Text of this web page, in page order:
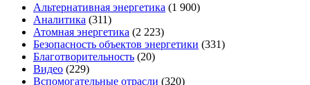
Альтернативная энергетика (1 900)
Аналитика (311)
Атомная энергетика (2 223)
Безопасность объектов энергетики (331)
Благотворительность (20)
Видео (229)
Вспомогательные отрасли (320)